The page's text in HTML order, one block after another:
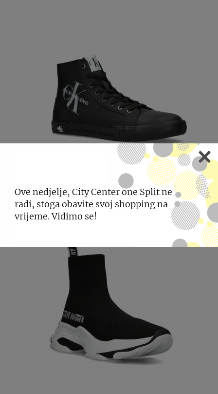
Ove nedjelje, City Center one Split ne
radi, stoga obavite svoj shopping na
vrijeme. Vidimo se!